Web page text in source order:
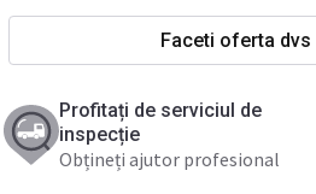
Faceti oferta dvs
Profitați de serviciul de
inspecție
Obțineți ajutor profesional